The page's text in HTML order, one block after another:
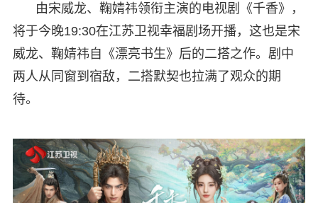
由宋威龙、鞠婧祎领衔主演的电视剧《千香》，
将于今晚19:30在江苏卫视幸福剧场开播，这也是宋
威龙、鞠婧祎自《漂亮书生》后的二搭之作。剧中
两人从同窗到宿敌，二搭默契也拉满了观众的期
待。